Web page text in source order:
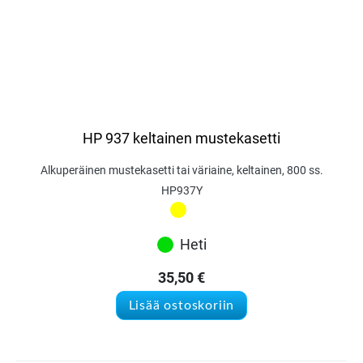
HP 937 keltainen mustekasetti
Alkuperäinen mustekasetti tai väriaine, keltainen, 800 ss.
HP937Y
Heti
35,50€
Lisää ostoskoriin